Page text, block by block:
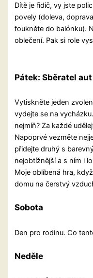
Dítě je řidič, vy jste
povely (doleva,
foukněte do balónku).
oblečení. Pak si role
Pátek: Sběratel aut
Vytiskněte jeden
vydejte se na
nejmíň? Za každé
Napoprvé vezměte
přidejte druhý s
nejobtížnější a s ním i
Moje oblíbená hra,
domu na čerstvý
Sobota
Den pro rodinu. Co
Neděle